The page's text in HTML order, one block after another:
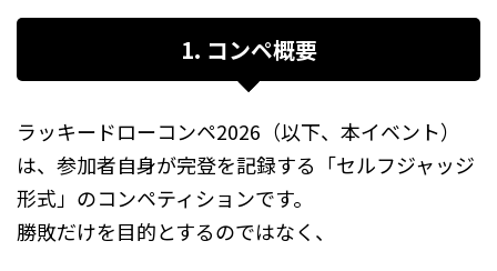
1. コンペ概要
ラッキードローコンペ2026（以下、本イベント）
は、参加者自身が完登を記録する「セルフジャッジ
形式」のコンペティションです。
勝敗だけを目的とするのではなく、